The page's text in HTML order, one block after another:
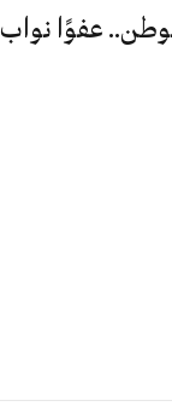
عفوًا نواب